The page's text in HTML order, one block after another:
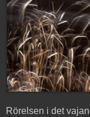
Rörelsen i det